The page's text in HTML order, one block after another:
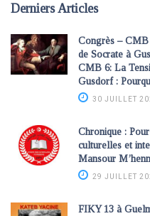
Derniers Articles
Congrès – CMB
de Socrate à
CMB 6: La
Gusdorf :
30 JUILLET
Chronique :
culturelles et
Mansour
29 JUILLET
FIKY 13 à